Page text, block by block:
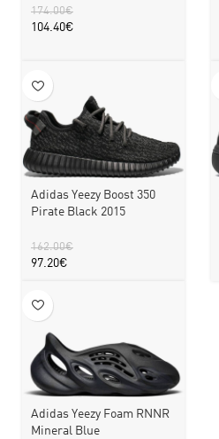
174.00€
104.40€
Adidas Yeezy Boost 350
Pirate Black 2015
162.00€
97.20€
Adidas Yeezy Foam RNNR
Mineral Blue